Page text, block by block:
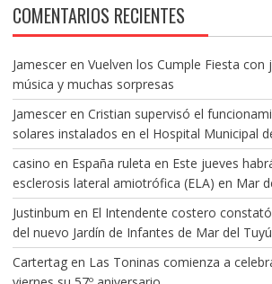
COMENTARIOS RECIENTES
Jamesceren Vuelven los Cumple Fiesta con
música y muchas sorpresas
Jamesceren Cristian supervisó el
solares instalados en el Hospital Municipal
casino en España ruleta en Este jueves
esclerosis lateral amiotrófica (ELA) en Mar
Justinbum en El Intendente costero
del nuevo Jardín de Infantes de Mar del Tuyú
Cartertagen Las Toninas comienza a